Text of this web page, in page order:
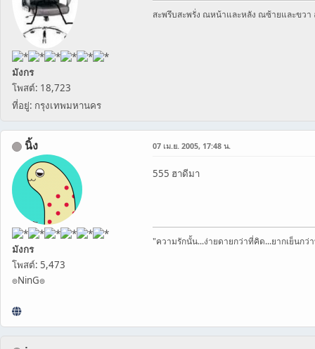
มังกร
โพสต์: 18,723
ที่อยู่: กรุงเทพมหานคร
สะพรึบสะพรั่ง ณหน้าและหลัง ณซ้ายและขว
นิ้ง
มังกร
โพสต์: 5,473
๏NinG๏
07 เม.ย. 2005, 17:48 น.
555 ฮาดีมา
"ความรักนั้น...ง่ายดายกว่าที่คิด...ยากเย็นกว่